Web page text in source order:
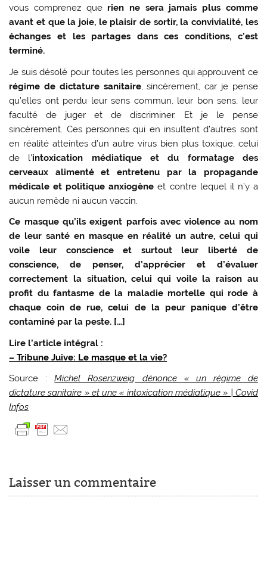
vous comprenez que rien ne sera jamais plus comme
avant et que la joie, le plaisir de sortir, la convivialité, les
échanges et les partages dans ces conditions, c’est
terminé.
Je suis désolé pour toutes les personnes qui approuvent ce
régime de dictature sanitaire, sincèrement, car je pense
qu’elles ont perdu leur sens commun, leur bon sens, leur
faculté de juger et de discriminer. Et je le pense
sincèrement. Ces personnes qui en insultent d’autres sont
en réalité atteintes d’un autre virus bien plus toxique, celui
de l’intoxication médiatique et du formatage des
cerveaux alimenté et entretenu par la propagande
médicale et politique anxiogène et contre lequel il n’y a
aucun remède ni aucun vaccin.
Ce masque qu’ils exigent parfois avec violence au nom
de leur santé en masque en réalité un autre, celui qui
voile leur conscience et surtout leur liberté de
conscience, de penser, d’apprécier et d’évaluer
correctement la situation, celui qui voile la raison au
profit du fantasme de la maladie mortelle qui rode à
chaque coin de rue, celui de la peur panique d’être
contaminé par la peste. […]
Lire l’article intégral :
– Tribune Juive: Le masque et la vie?
Source :Michel Rosenzweig dénonce « un régime de
dictature sanitaire » et une « intoxication médiatique » | Covid
Infos
Laisser un commentaire